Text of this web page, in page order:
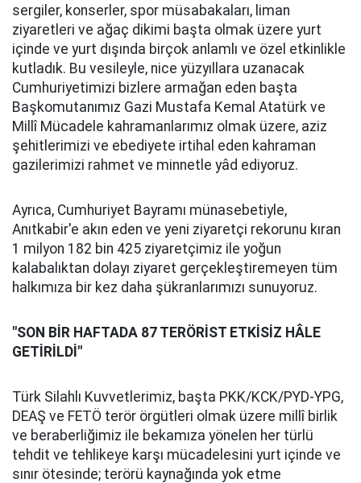
sergiler, konserler, spor müsabakaları, liman
ziyaretleri ve ağaç dikimi başta olmak üzere yurt
içinde ve yurt dışında birçok anlamlı ve özel etkinlikle
kutladık. Bu vesileyle, nice yüzyıllara uzanacak
Cumhuriyetimizi bizlere armağan eden başta
Başkomutanımız Gazi Mustafa Kemal Atatürk ve
Millî Mücadele kahramanlarımız olmak üzere, aziz
şehitlerimizi ve ebediyete irtihal eden kahraman
gazilerimizi rahmet ve minnetle yâd ediyoruz.
Ayrıca, Cumhuriyet Bayramı münasebetiyle,
Anıtkabir'e akın eden ve yeni ziyaretçi rekorunu kıran
1 milyon 182 bin 425 ziyaretçimiz ile yoğun
kalabalıktan dolayı ziyaret gerçekleştiremeyen tüm
halkımıza bir kez daha şükranlarımızı sunuyoruz.
"SON BİR HAFTADA 87 TERÖRİST ETKİSİZ HÂLE
GETİRİLDİ"
Türk Silahlı Kuvvetlerimiz, başta PKK/KCK/PYD-YPG,
DEAŞ ve FETÖ terör örgütleri olmak üzere millî birlik
ve beraberliğimiz ile bekamıza yönelen her türlü
tehdit ve tehlikeye karşı mücadelesini yurt içinde ve
sınır ötesinde; terörü kaynağında yok etme